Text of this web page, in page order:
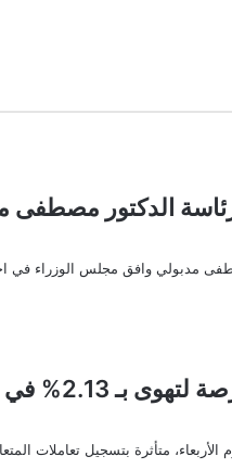
الدكتور مصطفى
مدبولي وافق مجلس الوزراء في
ضغوط بيعية أجنبية
متأثرة بتسجيل تعاملات